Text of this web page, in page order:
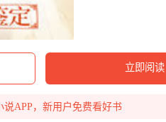
立即阅读
说APP，新用户免费看好书